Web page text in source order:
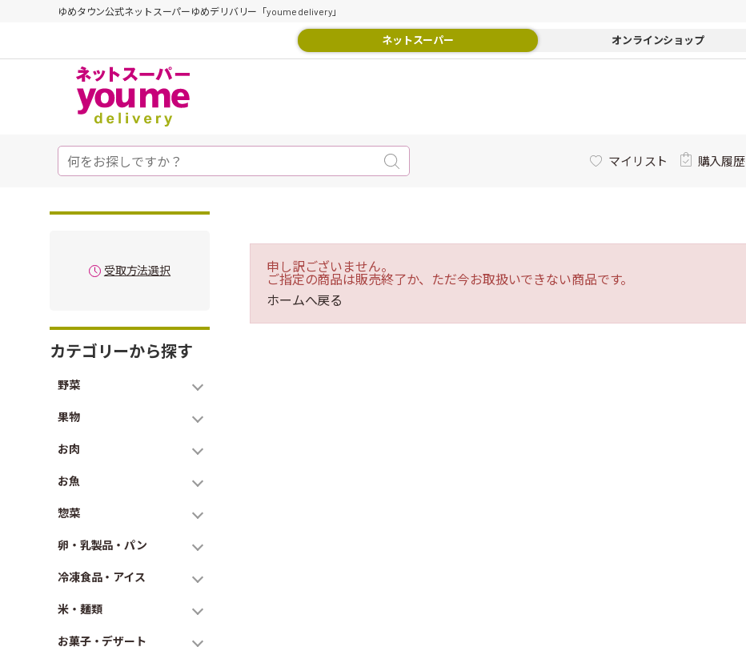
ゆめタウン公式ネットスーパーゆめデリバリー「youme delivery」
ネットスーパー オンラインショップ
マイリスト 購入履歴
受取方法選択
カテゴリーから探す
野菜
果物
お肉
お魚
惣菜
卵・乳製品・パン
冷凍食品・アイス
米・麺類
お菓子・デザート
申し訳ございません。
ご指定の商品は販売終了か、ただ今お取扱いできない商品です。
ホームへ戻る